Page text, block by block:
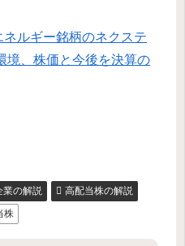
ルギー銘柄のネクステ
境、株価と今後を決算の
業の解説
高配当株の解説
株